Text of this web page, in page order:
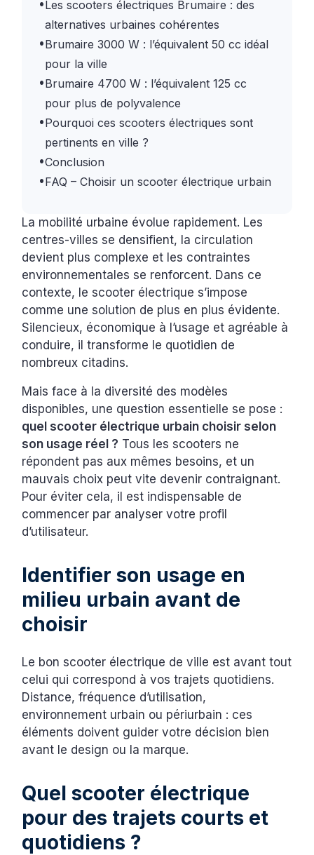
•Les scooters électriques Brumaire : des
alternatives urbaines cohérentes
•Brumaire 3000 W : l’équivalent 50 cc idéal
pour la ville
•Brumaire 4700 W : l’équivalent 125 cc
pour plus de polyvalence
•Pourquoi ces scooters électriques sont
pertinents en ville ?
•Conclusion
•FAQ – Choisir un scooter électrique urbain
La mobilité urbaine évolue rapidement. Les
centres-villes se densifient, la circulation
devient plus complexe et les contraintes
environnementales se renforcent. Dans ce
contexte, le scooter électrique s’impose
comme une solution de plus en plus évidente.
Silencieux, économique à l’usage et agréable à
conduire, il transforme le quotidien de
nombreux citadins.
Mais face à la diversité des modèles
disponibles, une question essentielle se pose :
quel scooter électrique urbain choisir selon
son usage réel ? Tous les scooters ne
répondent pas aux mêmes besoins, et un
mauvais choix peut vite devenir contraignant.
Pour éviter cela, il est indispensable de
commencer par analyser votre profil
d’utilisateur.
Identifier son usage en
milieu urbain avant de
choisir
Le bon scooter électrique de ville est avant tout
celui qui correspond à vos trajets quotidiens.
Distance, fréquence d’utilisation,
environnement urbain ou périurbain : ces
éléments doivent guider votre décision bien
avant le design ou la marque.
Quel scooter électrique
pour des trajets courts et
quotidiens ?